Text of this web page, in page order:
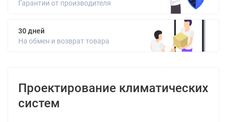
Гарантии от производителя
30 дней
На обмен и возврат товара
Проектирование климатических
систем